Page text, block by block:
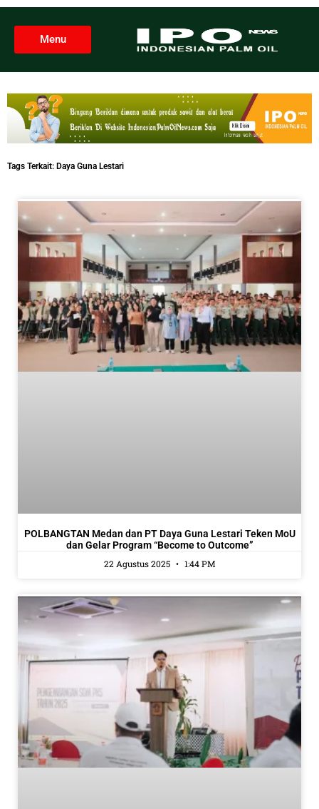
Menu
Tags Terkait: Daya Guna Lestari
POLBANGTAN Medan dan PT Daya Guna Lestari Teken MoU
dan Gelar Program “Become to Outcome”
22 Agustus 2025
1:44 PM